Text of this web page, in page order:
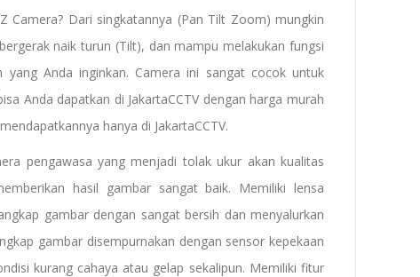
Camera? Dari singkatannya (Pan Tilt Zoom) mungkin
naik turun (Tilt), dan mampu melakukan fungsi
Anda inginkan. Camera ini sangat cocok untuk
Anda dapatkan di JakartaCCTV dengan harga murah
hanya di JakartaCCTV.
pengawasa yang menjadi tolak ukur akan kualitas
hasil gambar sangat baik. Memiliki lensa
gambar dengan sangat bersih dan menyalurkan
gambar disempurnakan dengan sensor kepekaan
kurang cahaya atau gelap sekalipun. Memiliki fitur